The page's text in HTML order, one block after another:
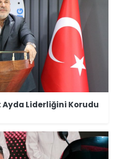
Ayda Liderliğini Korudu